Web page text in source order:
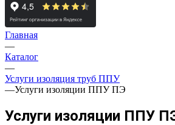
Главная
—
Каталог
—
Услуги изоляция труб ППУ
—Услуги изоляции ППУ ПЭ
Услуги изоляции ППУ